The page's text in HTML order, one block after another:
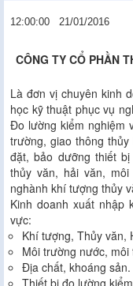
12:00:00 21/01/2016
CÔNG TY CỔ PHẦN
Là đơn vị chuyên kinh
học kỹ thuật phục vụ
Đo lường kiểm nghiệm
trường, giao thông
đặt, bảo dưỡng thiết
thủy văn, hải văn,
nghành khí tượng thủy
Kinh doanh xuất nhập
vực:
Khí tượng, Thủy văn,
Môi trường nước,
Địa chất, khoáng sản.